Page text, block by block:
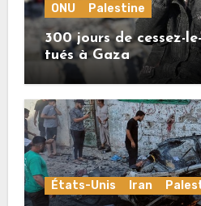
ONU Palestine
300 jours de cessez-
tués à Gaza
États-Unis Iran